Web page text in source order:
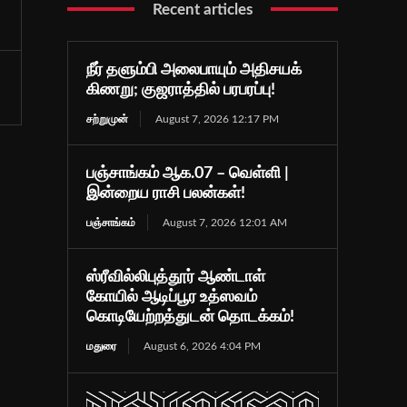
Recent articles
நீர் தளும்பி அலைபாயும் அதிசயக்
கிணறு; குஜராத்தில் பரபரப்பு!
சற்றுமுன் August 7, 2026 12:17 PM
பஞ்சாங்கம் ஆக.07 – வெள்ளி |
இன்றைய ராசி பலன்கள்!
பஞ்சாங்கம் August 7, 2026 12:01 AM
ஸ்ரீவில்லிபுத்தூர் ஆண்டாள்
கோயில் ஆடிப்பூர உத்ஸவம்
கொடியேற்றத்துடன் தொடக்கம்!
மதுரை August 6, 2026 4:04 PM